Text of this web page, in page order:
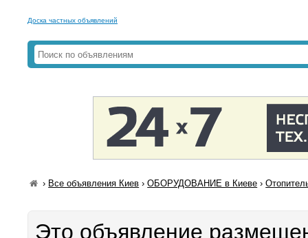
Доска частных объявлений
› Все объявления Киев ›ОБОРУДОВАНИЕ в Киеве ›
Это объявление